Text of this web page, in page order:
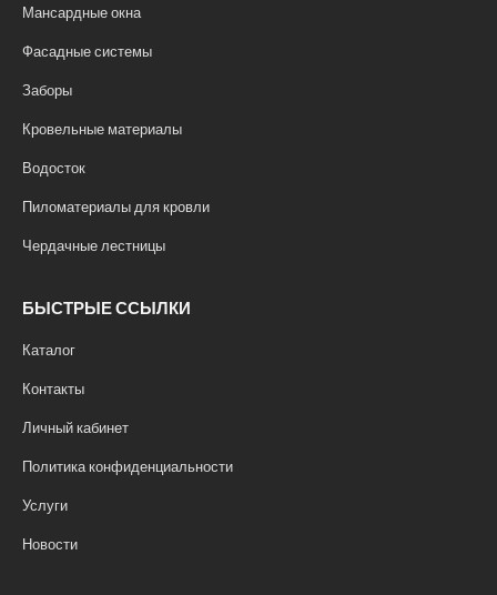
Мансардные окна
Фасадные системы
Заборы
Кровельные материалы
Водосток
Пиломатериалы для кровли
Чердачные лестницы
БЫСТРЫЕ ССЫЛКИ
Каталог
Контакты
Личный кабинет
Политика конфиденциальности
Услуги
Новости